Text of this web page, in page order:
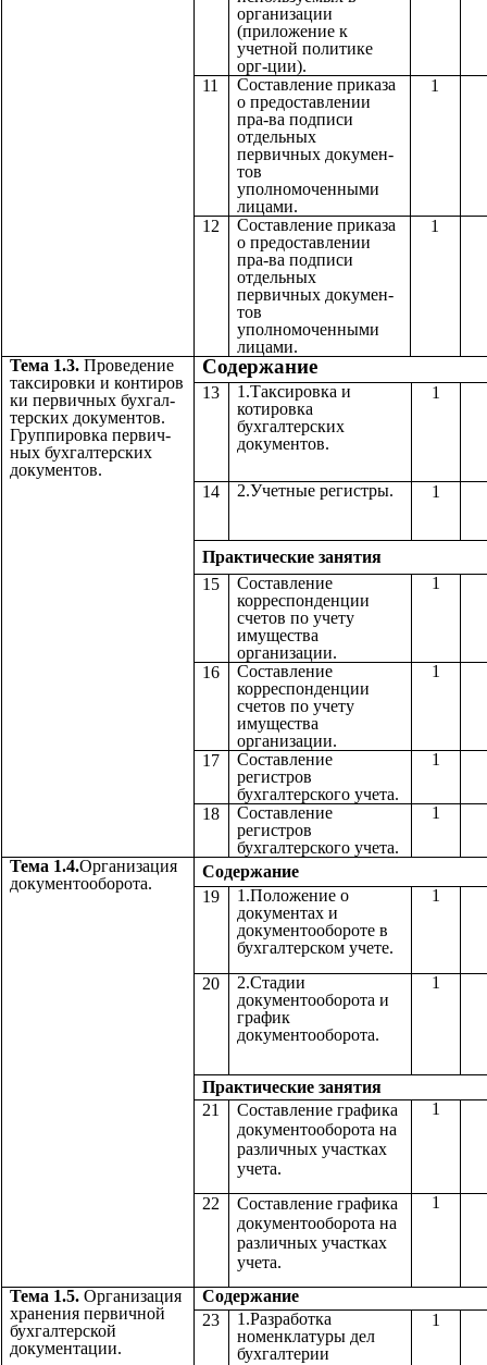
организации
(приложение к
учетной политике
орг-ции).
11
Составление приказа
о предоставлении
пра-ва подписи
отдельных
первичных докумен-
тов
уполномоченными
лицами.
1
12
Составление приказа
о предоставлении
пра-ва подписи
отдельных
первичных докумен-
тов
уполномоченными
лицами.
1
Тема 1.3. Проведение
таксировки и контиров
ки первичных бухгал-
терских документов.
Группировка первич-
ных бухгалтерских
документов.
13
1.Таксировка и
котировка
бухгалтерских
документов.
1
14 2.Учетные регистры. 1
Практические
15
Составление
корреспонденции
счетов по учету
имущества
организации.
1
16
Составление
корреспонденции
счетов по учету
имущества
организации.
1
17
Составление
регистров
бухгалтерского учета.
1
18
Составление
регистров
бухгалтерского учета.
1
Тема 1.4.Организация
документооборота.
19
1.Положение о
документах и
документообороте в
бухгалтерском учете.
1
20
2.Стадии
документооборота и
график
документооборота.
1
Практические
21
Составление графика
документооборота на
различных участках
учета.
1
22
Составление графика
документооборота на
различных участках
учета.
1
Тема 1.5. Организация
хранения первичной
бухгалтерской
документации.
23
1.Разработка
номенклатуры дел
бухгалтерии
1